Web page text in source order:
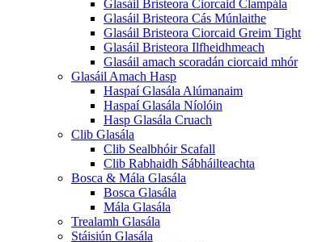
Glasáil Bristeora Ciorcaid Clampála
Glasáil Bristeora Cás Múnlaithe
Glasáil Bristeora Ciorcaid Greim Tight
Glasáil Bristeora Ilfheidhmeach
Glasáil amach scoradán ciorcaid mhór
Glasáil Amach Hasp
Haspaí Glasála Alúmanaim
Haspaí Glasála Níolóin
Hasp Glasála Cruach
Clib Glasála
Clib Sealbhóir Scafall
Clib Rabhaidh Sábháilteachta
Bosca & Mála Glasála
Bosca Glasála
Mála Glasála
Trealamh Glasála
Stáisiún Glasála